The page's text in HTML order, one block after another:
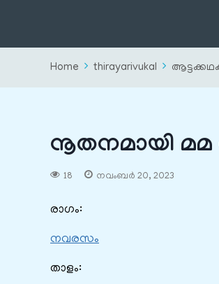
Home thirayarivukal
നൂതനമായി മമ
18 നവംബർ 20, 2023
രാഗം:
നവരസം
താളം: